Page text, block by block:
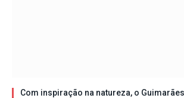
Com inspiração na natureza, o